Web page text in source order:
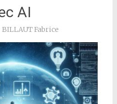
AI
BILLAUT Fabrice